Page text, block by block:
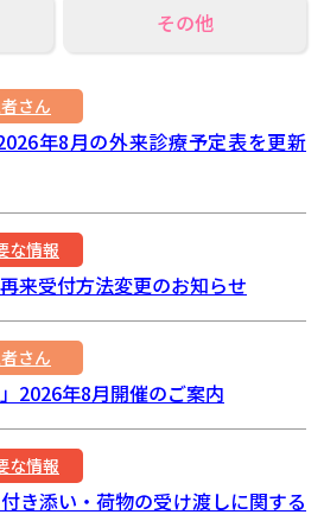
その他
さん
年8月の外来診療予定表を更新
な情報
来受付方法変更のお知らせ
さん
2026年8月開催のご案内
な情報
き添い・荷物の受け渡しに関する